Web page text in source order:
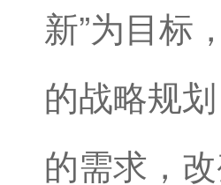
新”为目标
的战略规
的需求，